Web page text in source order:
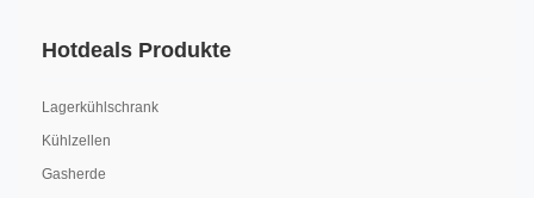
Hotdeals Produkte
Lagerkühlschrank
Kühlzellen
Gasherde